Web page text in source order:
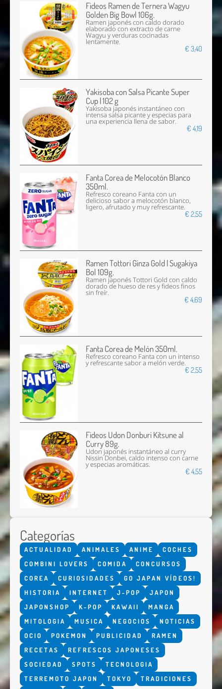
Fideos Ramen de Ternera Wagyu
Golden Big Bowl 106g.
Ramen japonés con caldo dorado
elaborado con extracto de carne
Wagyu y verduras cocinadas
lentamente.
€ 3,40
Yakisoba con Salsa Picante Super
Cup | 102 g
Yakisoba japonés instantáneo con
intensa salsa picante y especias para
una experiencia llena de sabor.
€ 4,19
Fanta Corea de Melocotón Blanco
350ml.
Refresco coreano Fanta con un
delicioso sabor a melocotón blanco,
ligero, afrutado y muy refrescante.
€ 2,55
Ramen Tottori Ginza Gold | Sugakiya
Bol 109g.
Ramen japonés Tottori Gold con caldo
dorado de hueso de res y fideos finos
sin freír.
€ 4,69
Fanta Corea de Melón 350ml.
Refresco coreano Fanta con un intenso
y refrescante sabor a melón verde.
€ 2,55
Fideos Udon Donburi Kitsune al
Curry 89g.
Udon japonés instantáneo al curry
Nissin Donbei, caldo intenso con carne
y especias aromáticas.
€ 4,55
Categorías
ACTUALIDAD ANIMALES ANIME
COCHES
COMBINI LOVERS
COMIDA
CONCURSOS
COREA
CURIOSIDADES
GO JAPAN VÍDEOS!
HISTORIA
INTERNET J-POP
JAPON
JAPONSHOP
K-POP KAWAII
MANGA
MITOLOGIA
MUSICA NEGOCIOS
NOTICIAS
OCIO
POKEMON PUBLICIDAD
RAMEN
RECETAS
REFRESCOS JAPONESES
SOCIEDAD
SPOTS
TECNOLOGIA
TERREMOTO JAPON
TOKYO TRADICIONES